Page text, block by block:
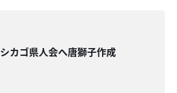
シカゴ県人会へ唐獅子作成